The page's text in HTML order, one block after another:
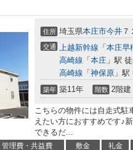
住所 埼玉県本庄市今井 ７
交通 上越新幹線 「 本庄早
高崎線 「 本庄 」駅
高崎線 「 神保原 」
築年 築11年 階数 2階建
こちらの物件には自走式駐
えたい方におすすめです♪
できるだ...
管理費・共益費 敷金 礼金